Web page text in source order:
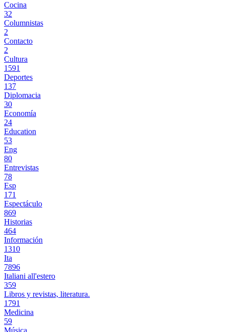
Cocina
32
Columnistas
2
Contacto
2
Cultura
1591
Deportes
137
Diplomacia
30
Economía
24
Education
53
Eng
80
Entrevistas
78
Esp
171
Espectáculo
869
Historias
464
Información
1310
Ita
7896
Italiani all'estero
359
Libros y revistas, literatura.
1791
Medicina
59